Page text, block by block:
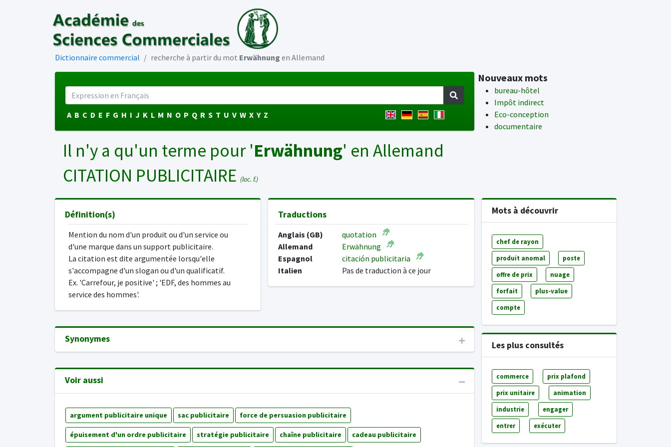
Dictionnaire commercial recherche à partir du mot Erwähnung en Allemand
A B C D E F G H I J K L M N O P Q R S T U V W X Y Z
Nouveaux mots
bureau-hôtel
Impôt indirect
Eco-conception
documentaire
Il n'y a qu'un terme pour 'Erwähnung' en Allemand
CITATION PUBLICITAIRE (loc. f.)
Définition(s)
Mention du nom d'un produit ou d'un service ou
d'une marque dans un support publicitaire.
La citation est dite argumentée lorsqu'elle
s'accompagne d'un slogan ou d'un qualificatif.
Ex. 'Carrefour, je positive' ; 'EDF, des hommes au
service des hommes'.
Traductions
Anglais (GB)
quotation
Allemand
Erwähnung
Espagnol
citación publicitaria
Italien
Pas de traduction à ce jour
Synonymes
Voir aussi
argument publicitaire unique sac publicitaire force de persuasion publicitaire
épuisement d'un ordre publicitaire stratégie publicitaire chaîne publicitaire cadeau publicitaire
Mots à découvrir
chef de rayon
produit anomal poste
offre de prix nuage
forfait plus-value
compte
Les plus consultés
commerce prix plafond
prix unitaire animation
industrie engager
entrer exécuter